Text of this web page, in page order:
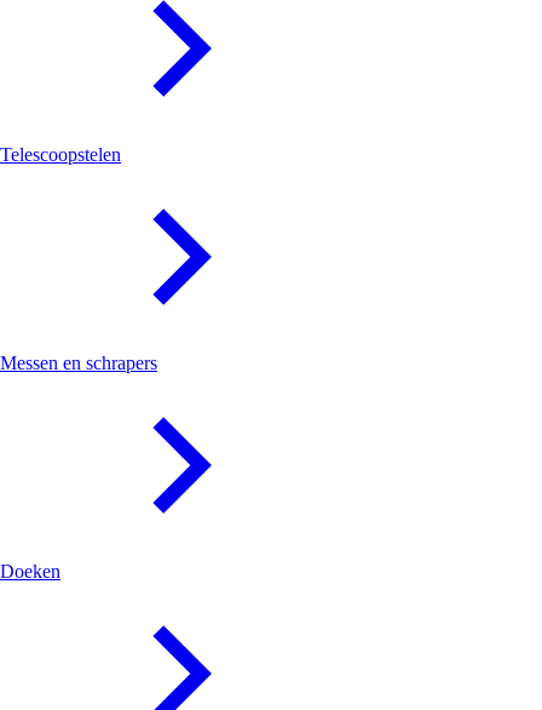
Telescoopstelen
Messen en schrapers
Doeken